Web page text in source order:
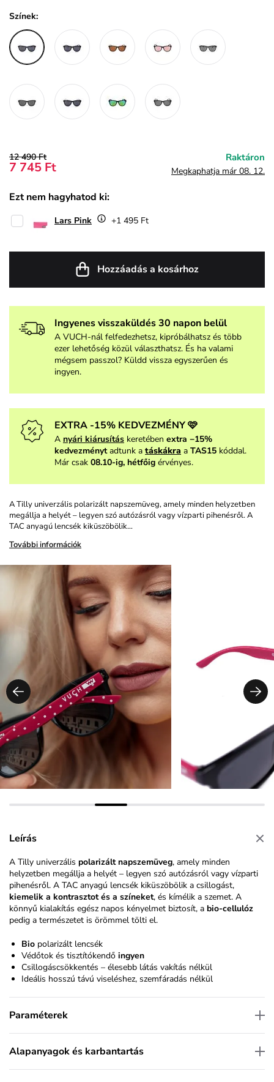
Színek:
12 490 Ft
7 745 Ft
Raktáron
Megkaphatja már 08. 12.
Ezt nem hagyhatod ki:
Lars Pink +1 495 Ft
Hozzáadás a kosárhoz
Ingyenes visszaküldés 30 napon belül
A VUCH-nál felfedezhetsz, kipróbálhatsz és több
ezer lehetőség közül választhatsz. És ha valami
mégsem passzol? Küldd vissza egyszerűen és
ingyen.
EXTRA -15% KEDVEZMÉNY 🩷
A nyári kiárusítás keretében extra −15%
kedvezménytadtunk a táskákra a TAS15 kóddal.
Már csak 08.10-ig, hétfőig érvényes.
A Tilly univerzális polarizált napszemüveg, amely minden helyzetben
megállja a helyét – legyen szó autózásról vagy vízparti pihenésről. A
TAC anyagú lencsék kiküszöbölik…
További információk
Leírás
A Tilly univerzális polarizált napszemüveg, amely minden
helyzetben megállja a helyét – legyen szó autózásról vagy vízparti
pihenésről. A TAC anyagú lencsék kiküszöbölik a csillogást,
kiemelik a kontrasztot és a színeket, és kímélik a szemet. A
könnyű kialakítás egész napos kényelmet biztosít, a bio-cellulóz
pedig a természetet is örömmel tölti el.
Bio polarizált lencsék
Védőtok és tisztítókendő ingyen
Csillogáscsökkentés – élesebb látás vakítás nélkül
Ideális hosszú távú viseléshez, szemfáradás nélkül
Paraméterek
Alapanyagok és karbantartás